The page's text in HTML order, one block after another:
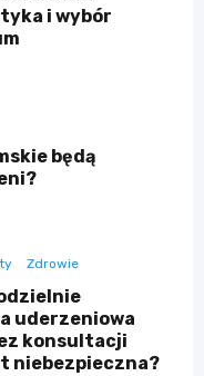
i wybór
będą
Zdrowie
uderzeniowa
konsultacji
niebezpieczna?